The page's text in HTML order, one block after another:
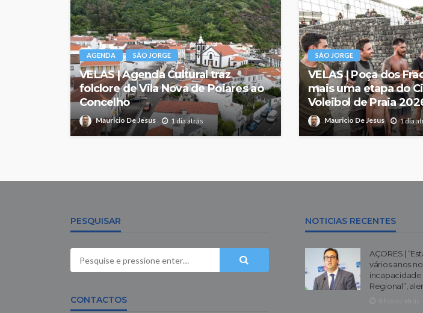
AGENDA SÃO JORGE
VELAS | Agenda Cultural traz
folclore de Vila Nova de Poiares ao
Concelho
Mauricio De Jesus 1 dia atrás
SÃO JORGE
VELAS | Poça dos
mais uma etapa do
Voleibol de Praia
Mauricio De Jesus 1 dia
PESQUISAR
CONTACTOS
NOTICIAS RECENTES
AÇORES |
vários anos
Regional”,